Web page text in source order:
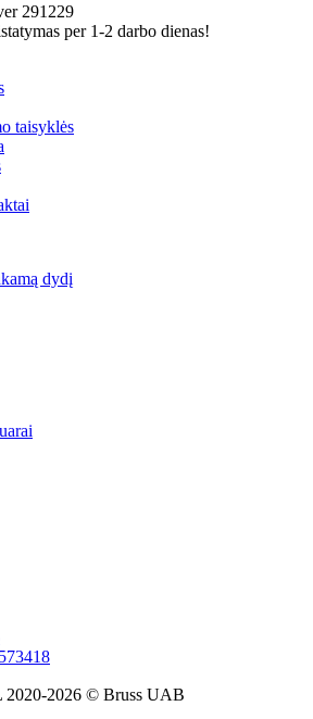
291229
per 1-2 darbo dienas!
taisyklės
dydį
2026 © Bruss UAB